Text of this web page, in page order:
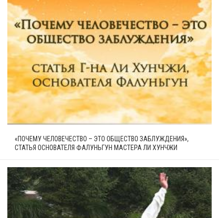
«ПОЧЕМУ ЧЕЛОВЕЧЕСТВО – ЭТО ОБЩЕСТВО ЗАБЛУЖДЕНИЯ»,
СТАТЬЯ ОСНОВАТЕЛЯ ФАЛУНЬГУН МАСТЕРА ЛИ ХУНЧЖИ